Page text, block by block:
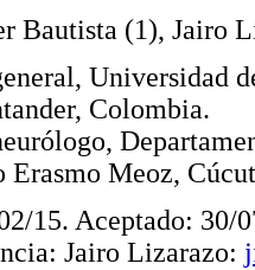
Bautista (1), Jairo
Universidad
Colombia.
Meoz,
15. Aceptado: 30/
Jairo Lizarazo: